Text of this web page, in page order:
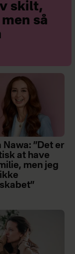
skilt,
så
Nawa: ”Det er
at have
men jeg